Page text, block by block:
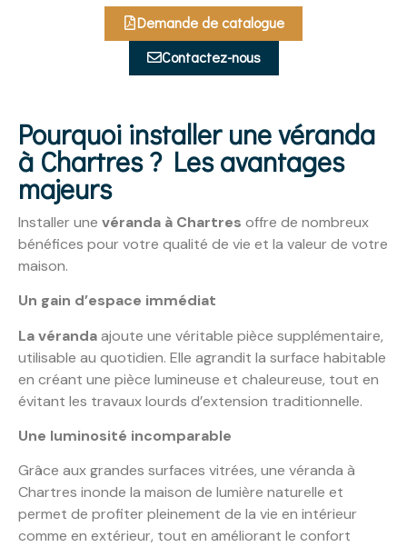
Demande de catalogue
Contactez-nous
Pourquoi installer une véranda
à Chartres ? Les avantages
majeurs
Installer une véranda à Chartres offre de nombreux
bénéfices pour votre qualité de vie et la valeur de votre
maison.
Un gain d’espace immédiat
La vérandaajoute une véritable pièce supplémentaire,
utilisable au quotidien. Elle agrandit la surface habitable
en créant une pièce lumineuse et chaleureuse, tout en
évitant les travaux lourds d’extension traditionnelle.
Une luminosité incomparable
Grâce aux grandes surfaces vitrées, une véranda à
Chartres inonde la maison de lumière naturelle et
permet de profiter pleinement de la vie en intérieur
comme en extérieur, tout en améliorant le confort